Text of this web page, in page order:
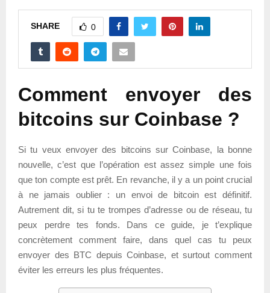
SHARE 0
Comment envoyer des
bitcoins sur Coinbase ?
Si tu veux envoyer des bitcoins sur Coinbase, la bonne
nouvelle, c’est que l’opération est assez simple une fois
que ton compte est prêt. En revanche, il y a un point crucial
à ne jamais oublier : un envoi de bitcoin est définitif.
Autrement dit, si tu te trompes d’adresse ou de réseau, tu
peux perdre tes fonds. Dans ce guide, je t’explique
concrètement comment faire, dans quel cas tu peux
envoyer des BTC depuis Coinbase, et surtout comment
éviter les erreurs les plus fréquentes.